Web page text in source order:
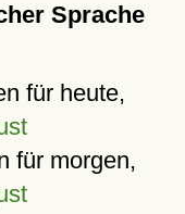
Sprache
für heute,
für morgen,